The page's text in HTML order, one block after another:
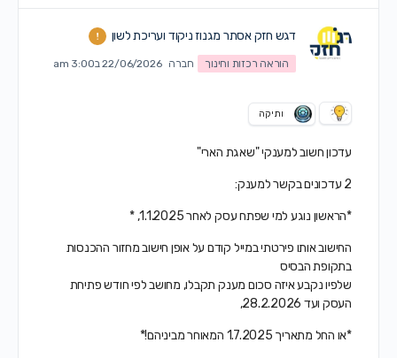
דגש חזק אסתר מגנוז ניקוד ועריכת לשון
הוראה רכזות וחינוך חברה 22/06/2026 ב3:00 am
ותיקה
עדכון חשוב למענקי "שאגת הארי"
2 עדכונים בקשר למענק:
*הראשון נוגע למי שפתח עסק לאחר 1.1.2025, *
החישוב אותו פירטתי במייל קודם על אופן חישוב מחזור ההכנסות
בתקופת הבסיס
שלפיו נקבע איזה סכום מענק תקבלו, מחושב לפי חודש פתיחת
העסק ועד 28.2.2026,
*או החל מתאריך 1.7.2025 המאוחר מביניהם!*